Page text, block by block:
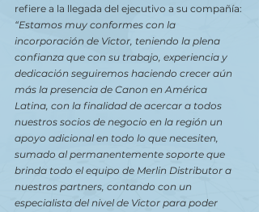
refiere a la llegada del ejecutivo a su compañía:
“Estamos muy conformes con la
incorporación de Victor, teniendo la plena
confianza que con su trabajo, experiencia y
dedicación seguiremos haciendo crecer aún
más la presencia de Canon en América
Latina, con la finalidad de acercar a todos
nuestros socios de negocio en la región un
apoyo adicional en todo lo que necesiten,
sumado al permanentemente soporte que
brinda todo el equipo de Merlin Distributor a
nuestros partners, contando con un
especialista del nivel de Victor para poder